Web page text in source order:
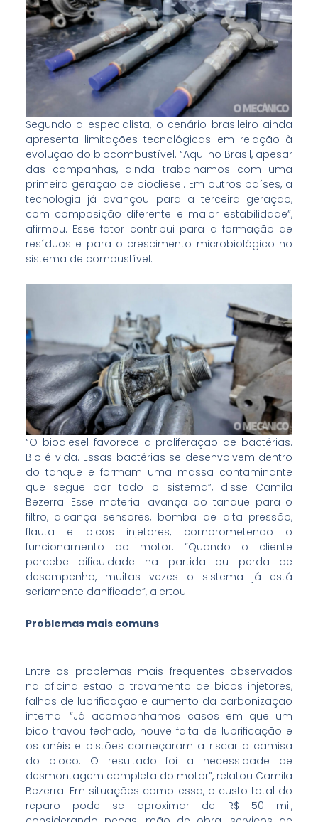
Segundo a especialista, o cenário brasileiro ainda
apresenta limitações tecnológicas em relação à
evolução do biocombustível. “Aqui no Brasil, apesar
das campanhas, ainda trabalhamos com uma
primeira geração de biodiesel. Em outros países, a
tecnologia já avançou para a terceira geração,
com composição diferente e maior estabilidade”,
afirmou. Esse fator contribui para a formação de
resíduos e para o crescimento microbiológico no
sistema de combustível.
“O biodiesel favorece a proliferação de bactérias.
Bio é vida. Essas bactérias se desenvolvem dentro
do tanque e formam uma massa contaminante
que segue por todo o sistema”, disse Camila
Bezerra. Esse material avança do tanque para o
filtro, alcança sensores, bomba de alta pressão,
flauta e bicos injetores, comprometendo o
funcionamento do motor. “Quando o cliente
percebe dificuldade na partida ou perda de
desempenho, muitas vezes o sistema já está
seriamente danificado”, alertou.
Problemas mais comuns
Entre os problemas mais frequentes observados
na oficina estão o travamento de bicos injetores,
falhas de lubrificação e aumento da carbonização
interna. “Já acompanhamos casos em que um
bico travou fechado, houve falta de lubrificação e
os anéis e pistões começaram a riscar a camisa
do bloco. O resultado foi a necessidade de
desmontagem completa do motor”, relatou Camila
Bezerra. Em situações como essa, o custo total do
reparo pode se aproximar de R$ 50 mil,